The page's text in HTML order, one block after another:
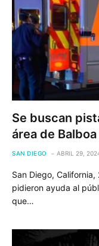
Se buscan
área de
SAN DIEGO ABRIL 29,
San Diego,
pidieron ayuda al
que…